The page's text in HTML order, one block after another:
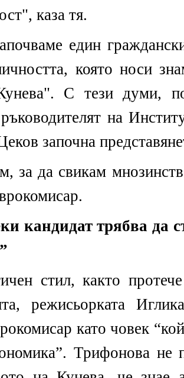
каза тя.
един
която носи
С тези думи,
на
започна
за да свикам
кандидат трябва да
стил, както
режисьорката
като човек
Трифонова не